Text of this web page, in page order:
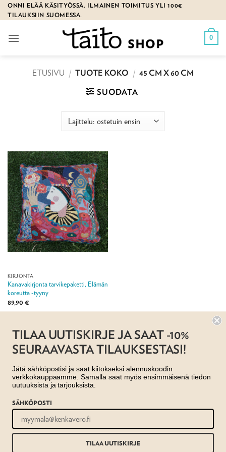
Skip
to
ONNI ELÄÄ KÄSITYÖSSÄ. ILMAINEN TOIMITUS YLI 100€
TILAUKSIIN SUOMESSA.
0
ETUSIVU / TUOTE KOKO / 45 CM X 60 CM
SUODATA
KIRJONTA
Kanavakirjonta tarvikepaketti, Elämän
koreutta -tyyny
89,90 €
AJANKOHTAISTA
REKISTERISELOSTE
TILAUS- JA TOIMITUSEHDOT
Copyright 2026 ©Taito shop
TILAA UUTISKIRJE JA SAAT -10%
SEURAAVASTA TILAUKSESTASI!
Jätä sähköpostisi ja saat kiitokseksi alennuskoodin
verkkokauppaamme. Samalla saat myös ensimmäisenä tiedon
uutuuksista ja tarjouksista.
SÄHKÖPOSTI
TILAA UUTISKIRJE